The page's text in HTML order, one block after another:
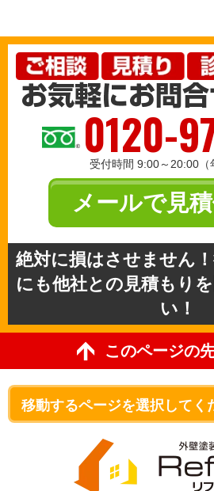
0120-
受付時間 9:00～20:00（
メールで見
絶対に損はさせません
にも他社との見積もり
い！
このページの